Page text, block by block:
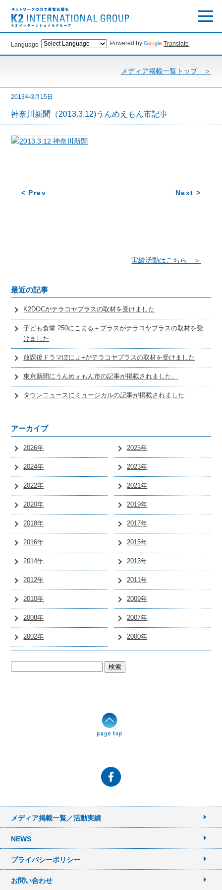
Language Powered by Translate
メディア掲載一覧トップ ＞
2013年3月15日
神奈川新聞（2013.3.12)うんめえもん市記事
< Prev Next >
実績活動はこちら ＞
最近の記事
K2DOCがテラコヤプラスの取材を受けました
子ども食堂 250にこまる＋プラスがテラコヤプラスの取材を受
けました
放課後ドラマぽにょ+がテラコヤプラスの取材を受けました
東京新聞にうんめぇもん市の記事が掲載されました。
タウンニュースにミュージカルの記事が掲載されました
アーカイブ
2026年 2025年
2024年 2023年
2022年 2021年
2020年 2019年
2018年 2017年
2016年 2015年
2014年 2013年
2012年 2011年
2010年 2009年
2008年 2007年
2002年 2000年
メディア掲載一覧／活動実績
NEWS
プライバシーポリシー
お問い合わせ